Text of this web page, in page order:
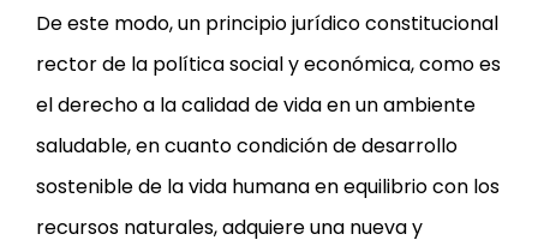
De este modo, un principio jurídico constitucional
rector de la política social y económica, como es
el derecho a la calidad de vida en un ambiente
saludable, en cuanto condición de desarrollo
sostenible de la vida humana en equilibrio con los
recursos naturales, adquiere una nueva y